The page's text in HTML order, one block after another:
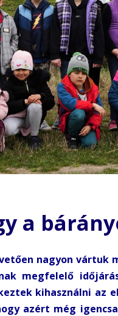
a
nagyon vártuk
megfelelő
kihasználni az
azért még